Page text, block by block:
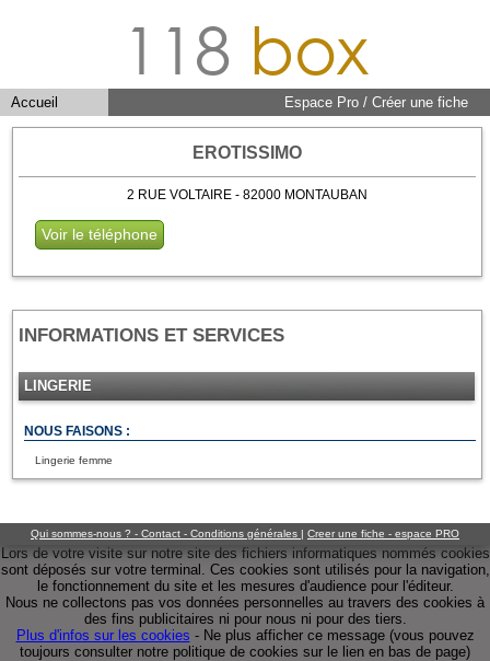
118 box
Accueil Espace Pro / Créer une fiche
EROTISSIMO
2 RUE VOLTAIRE - 82000 MONTAUBAN
Voir le téléphone
INFORMATIONS ET SERVICES
LINGERIE
NOUS FAISONS :
Lingerie femme
Qui sommes-nous ? - Contact - Conditions générales | Creer une fiche - espace PRO
Lors de votre visite sur notre site des fichiers informatiques nommés cookies
sont déposés sur votre terminal. Ces cookies sont utilisés pour la navigation,
le fonctionnement du site et les mesures d'audience pour l'éditeur.
Nous ne collectons pas vos données personnelles au travers des cookies à
des fins publicitaires ni pour nous ni pour des tiers.
Plus d'infos sur les cookies - Ne plus afficher ce message(vous pouvez
toujours consulter notre politique de cookies sur le lien en bas de page)